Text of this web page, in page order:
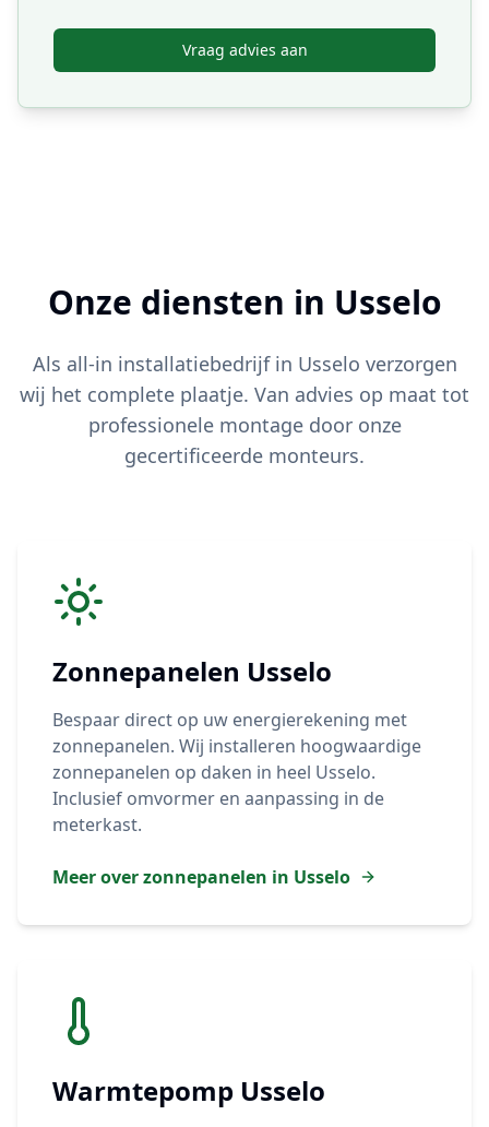
Vraag advies aan
Onze diensten in Usselo
Als all-in installatiebedrijf in Usselo verzorgen
wij het complete plaatje. Van advies op maat tot
professionele montage door onze
gecertificeerde monteurs.
Zonnepanelen Usselo
Bespaar direct op uw energierekening met
zonnepanelen. Wij installeren hoogwaardige
zonnepanelen op daken in heel Usselo.
Inclusief omvormer en aanpassing in de
meterkast.
Meer over zonnepanelen in Usselo
Warmtepomp Usselo